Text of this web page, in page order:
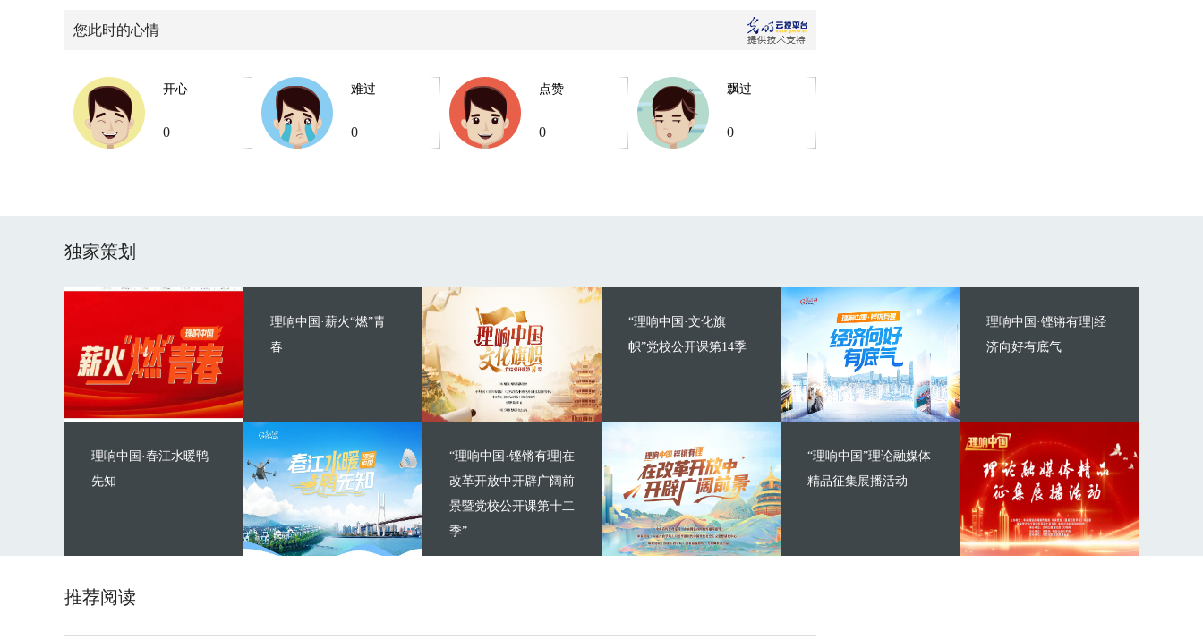
您此时的心情
开心
0
难过
0
点赞
0
飘过
0
独家策划
理响中国·薪火“燃”青
春
理响中国·春江水暖鸭
先知
“理响中国·文化旗
帜”党校公开课第14季
“理响中国·铿锵有理|在
改革开放中开辟广阔前
景暨党校公开课第十二
季”
理响中国·铿锵有理|经
济向好有底气
“理响中国”理论融媒体
精品征集展播活动
推荐阅读